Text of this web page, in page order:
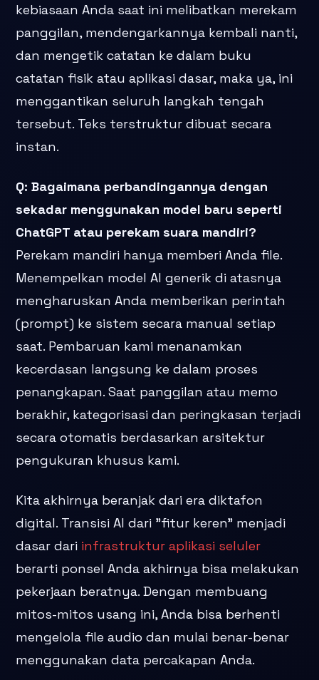
kebiasaan Anda saat ini melibatkan merekam
panggilan, mendengarkannya kembali nanti,
dan mengetik catatan ke dalam buku
catatan fisik atau aplikasi dasar, maka ya, ini
menggantikan seluruh langkah tengah
tersebut. Teks terstruktur dibuat secara
instan.
Q: Bagaimana perbandingannya dengan
sekadar menggunakan model baru seperti
ChatGPT atau perekam suara mandiri?
Perekam mandiri hanya memberi Anda file.
Menempelkan model AI generik di atasnya
mengharuskan Anda memberikan perintah
(prompt) ke sistem secara manual setiap
saat. Pembaruan kami menanamkan
kecerdasan langsung ke dalam proses
penangkapan. Saat panggilan atau memo
berakhir, kategorisasi dan peringkasan terjadi
secara otomatis berdasarkan arsitektur
pengukuran khusus kami.
Kita akhirnya beranjak dari era diktafon
digital. Transisi AI dari "fitur keren" menjadi
dasar dari infrastruktur aplikasi seluler
berarti ponsel Anda akhirnya bisa melakukan
pekerjaan beratnya. Dengan membuang
mitos-mitos usang ini, Anda bisa berhenti
mengelola file audio dan mulai benar-benar
menggunakan data percakapan Anda.